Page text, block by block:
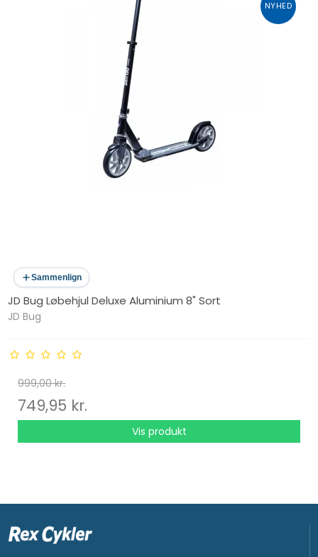
NYHED
Sammenlign
JD Bug Løbehjul Deluxe Aluminium 8" Sort
JD Bug
999,00 kr.
749,95 kr.
Vis produkt